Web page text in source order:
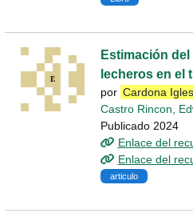
Estimación
lecheros en el
por Cardona
Castro Rincon,
Publicado 2024
Enlace del
Enlace del
articulo